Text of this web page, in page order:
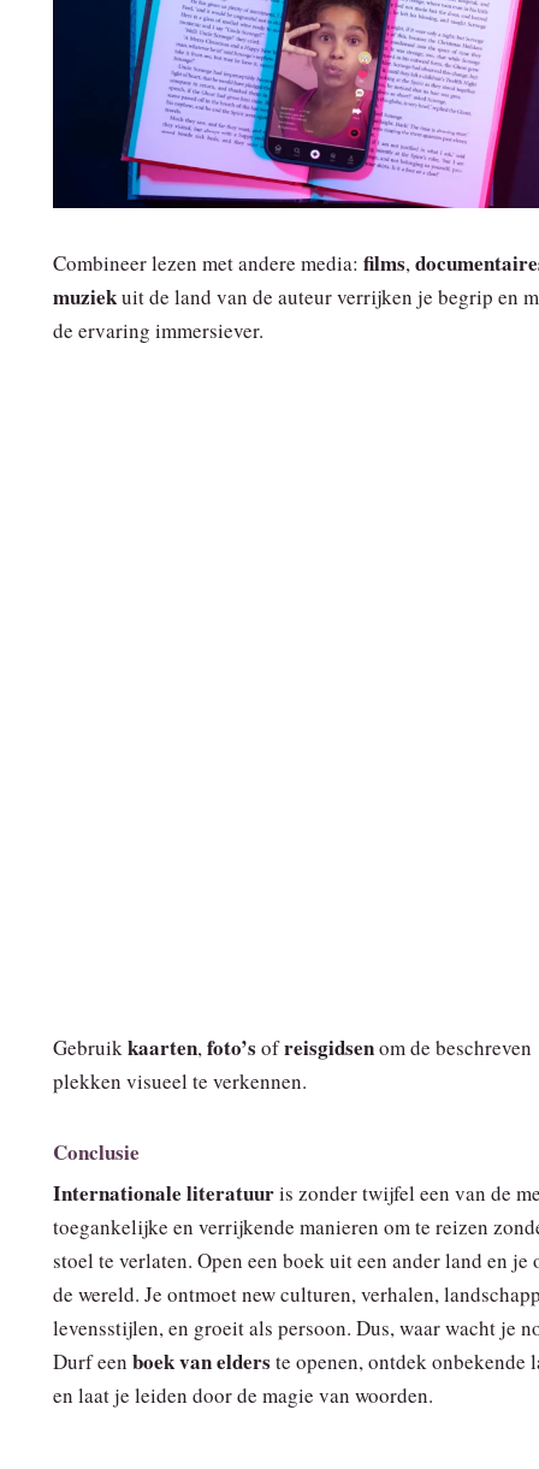
Combineer lezen met andere media: films,
muziekuit de land van de auteur verrijken je begrip en
de ervaring immersiever.
Gebruikkaarten,foto’s ofreisgidsenom de beschreven
plekken visueel te verkennen.
Conclusie
Internationale literatuuris zonder twijfel een van de
toegankelijke en verrijkende manieren om te reizen
stoel te verlaten. Open een boek uit een ander land en je
de wereld. Je ontmoet new culturen, verhalen,
levensstijlen, en groeit als persoon. Dus, waar wacht je
Durf een boek van elders te openen, ontdek onbekende
en laat je leiden door de magie van woorden.